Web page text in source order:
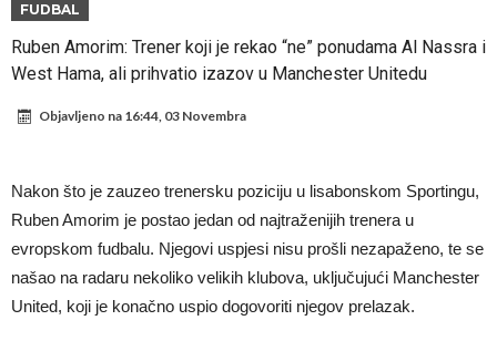
Zverev se odmah “raspao”
Infantino imao ljubavnicu: Isplivale skandalozne informacije, dobila je
novac od UEFA
Mourinho uvodi strogu disciplinu u Real Madrid. Ovo su tri nova
Mudrik se vratio na teren nakon više od 600 dana. Odmah ide na
posudbu?
Real Madrid odlučio: Endrick ide u Premier ligu!
FUDBAL
Ruben Amorim: Trener koji je rekao “ne” ponudama Al Nassra i
West Hama, ali prihvatio izazov u Manchester Unitedu
Objavljeno na 16:44, 03 Novembra
Nakon što je zauzeo trenersku poziciju u lisabonskom Sportingu,
Ruben Amorim je postao jedan od najtraženijih trenera u
evropskom fudbalu. Njegovi uspjesi nisu prošli nezapaženo, te se
našao na radaru nekoliko velikih klubova, uključujući Manchester
United, koji je konačno uspio dogovoriti njegov prelazak.